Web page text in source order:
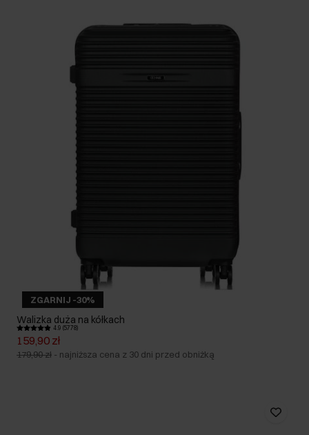
ZGARNIJ -30%
Walizka duża na kółkach
4.9 (5778)
159,90 zł
179,90 zł - najniższa cena z 30 dni przed obniżką